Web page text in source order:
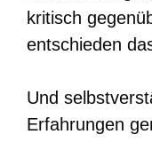
kritisch
entschieden
Und
Erfahrungen